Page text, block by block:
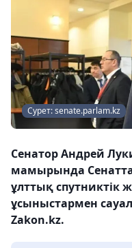
Сурет: senate.parlam.kz
Сенатор Андрей
мамырында
ұлттық спутниктік
ұсыныстармен
Zakon.kz.